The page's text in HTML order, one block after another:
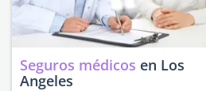
Seguros médicos en Los
Angeles